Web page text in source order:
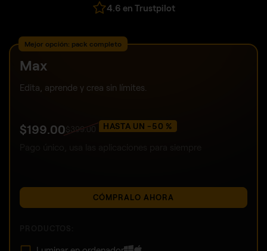
4.6 en Trustpilot
Mejor opción: pack completo
Max
Edita, aprende y crea sin límites.
$199.00 $ 399.00 HASTA UN -50 %
CÓMPRALO AHORA